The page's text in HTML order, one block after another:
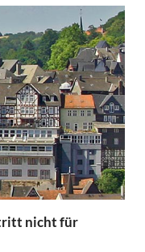
tritt nicht für